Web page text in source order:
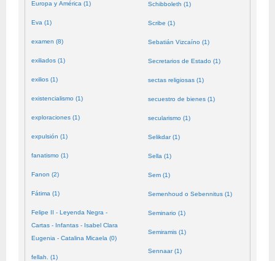
Europa y América (1)
Eva (1)
examen (8)
exiliados (1)
exilios (1)
existencialismo (1)
exploraciones (1)
expulsión (1)
fanatismo (1)
Fanon (2)
Fátima (1)
Felipe II - Leyenda Negra -
Cartas - Infantas - Isabel Clara
Eugenia - Catalina Micaela (0)
fellah. (1)
Schibboleth (1)
Scribe (1)
Sebatián Vizcaíno (1)
Secretarios de Estado (1)
sectas religiosas (1)
secuestro de bienes (1)
secularismo (1)
Selikdar (1)
Sella (1)
Sem (1)
Semenhoud o Sebennitus (1)
Seminario (1)
Semiramis (1)
Sennaar (1)